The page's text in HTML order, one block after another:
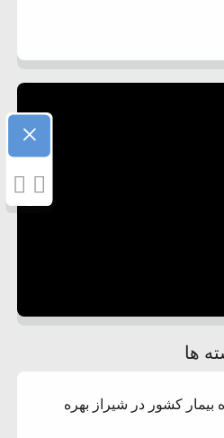
ها
بیمار کشور در شیراز بهره
×